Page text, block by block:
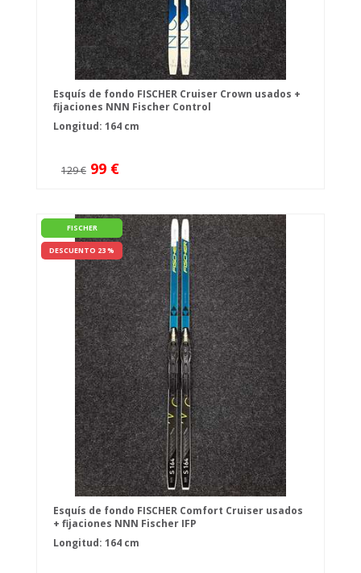
Esquís de fondo FISCHER Cruiser Crown usados +
fijaciones NNN Fischer Control
Longitud: 164 cm
129 € 99 €
FISCHER
DESCUENTO 23 %
Esquís de fondo FISCHER Comfort Cruiser usados
+ fijaciones NNN Fischer IFP
Longitud: 164 cm